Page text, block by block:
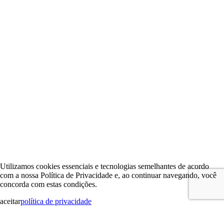
Utilizamos cookies essenciais e tecnologias semelhantes de acordo
com a nossa Política de Privacidade e, ao continuar navegando, você
concorda com estas condições.
aceitarpolítica de privacidade